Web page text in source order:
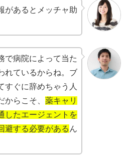
があるとメッチャ助
で病院によって当た
れているからね。ブ
すぐに辞めちゃう人
からこそ、 薬キャリ
したエージェントを
避する必要がある ん